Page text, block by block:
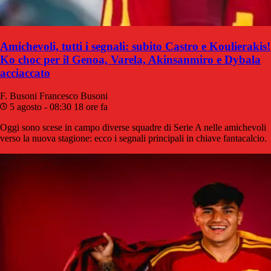
Amichevoli, tutti i segnali: subito Castro e Koulierakis!
Ko choc per il Genoa, Varela, Akinsanmiro e Dybala
acciaccato
F. Busoni Francesco Busoni
5 agosto - 08:30 18 ore fa
Oggi sono scese in campo diverse squadre di Serie A nelle amichevoli
verso la nuova stagione: ecco i segnali principali in chiave fantacalcio.